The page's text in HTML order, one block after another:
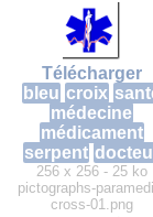
Télécharger
bleu croix
médecine
médicament
serpent
256 x 256 - 25 ko
pictographs-
cross-01.png